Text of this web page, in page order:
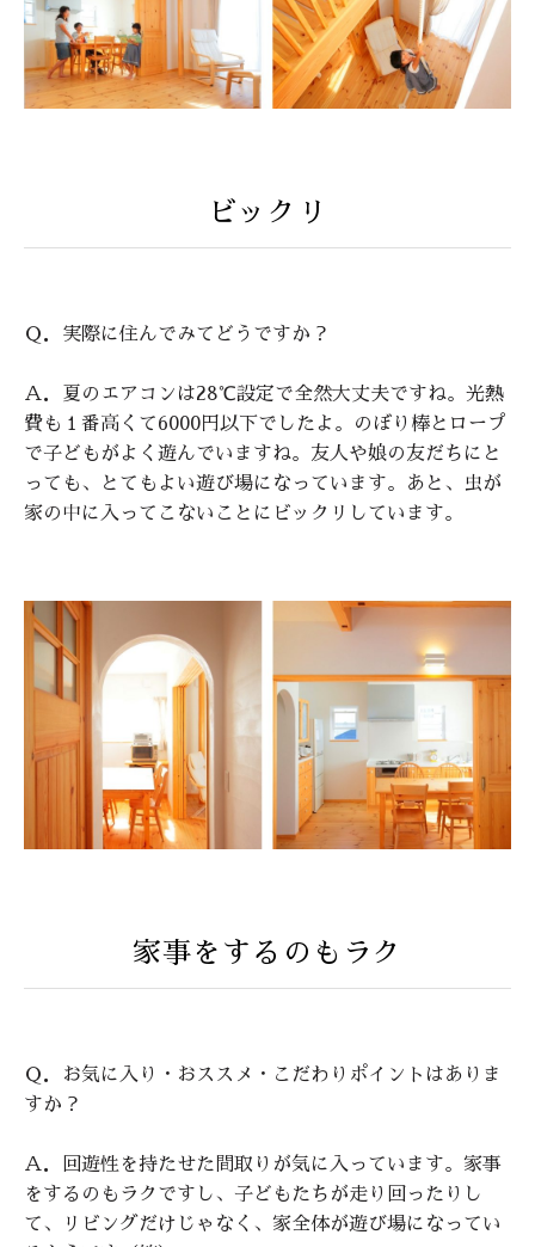
ビックリ
Ｑ．実際に住んでみてどうですか？
Ａ．夏のエアコンは28℃設定で全然大丈夫ですね。光熱
費も１番高くて6000円以下でしたよ。のぼり棒とロープ
で子どもがよく遊んでいますね。友人や娘の友だちにと
っても、とてもよい遊び場になっています。あと、虫が
家の中に入ってこないことにビックリしています。
家事をするのもラク
Ｑ．お気に入り・おススメ・こだわりポイントはありま
すか？
Ａ．回遊性を持たせた間取りが気に入っています。家事
をするのもラクですし、子どもたちが走り回ったりし
て、リビングだけじゃなく、家全体が遊び場になってい